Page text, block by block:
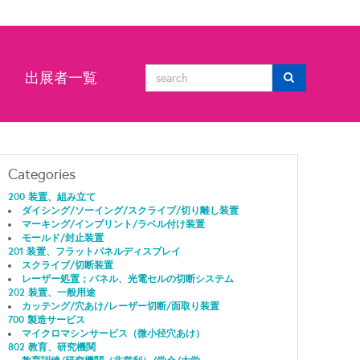
出展者一覧
Categories
200 装置、組み立て
ダイシング/ソーイング/スクライブ/切り離し装置
マーキング/インプリント/ラベル付け装置
モールド/封止装置
201 装置、フラットパネルディスプレイ
スクライブ/切断装置
レーザー処置；パネル、光電セルの切断システム
202 装置、一般用途
カッテング/穴あけ/レーザー切断/面取り装置
700 製造サービス
マイクロマシンサービス（微小径穴あけ）
802 教育、研究機関